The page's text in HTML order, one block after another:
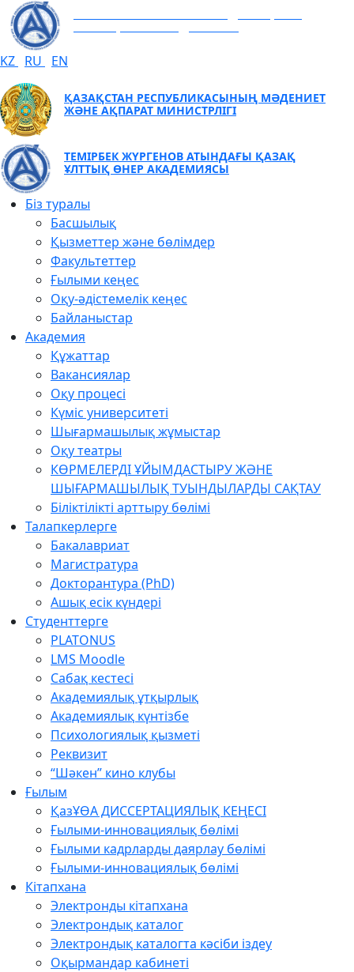
KZ RU EN
ҚАЗАҚСТАН РЕСПУБЛИКАСЫНЫҢ МӘДЕНИЕТ
ЖӘНЕ АҚПАРАТ МИНИСТРЛІГІ
ТЕМІРБЕК ЖҮРГЕНОВ АТЫНДАҒЫ ҚАЗАҚ
ҰЛТТЫҚ ӨНЕР АКАДЕМИЯСЫ
Біз туралы
Басшылық
Қызметтер және бөлімдер
Факультеттер
Ғылыми кеңес
Оқу-әдістемелік кеңес
Байланыстар
Академия
Құжаттар
Вакансиялар
Оқу процесі
Күміс университеті
Шығармашылық жұмыстар
Оқу театры
КӨРМЕЛЕРДІ ҰЙЫМДАСТЫРУ ЖӘНЕ
ШЫҒАРМАШЫЛЫҚ ТУЫНДЫЛАРДЫ САҚТАУ
Біліктілікті арттыру бөлімі
Талапкерлерге
Бакалавриат
Магистратура
Докторантура (PhD)
Ашық есік күндері
Студенттерге
PLATONUS
LMS Moodle
Сабақ кестесі
Академиялық ұтқырлық
Академиялық күнтізбе
Психологиялық қызметі
Реквизит
“Шәкен” кино клубы
Ғылым
ҚазҰӨА ДИССЕРТАЦИЯЛЫҚ КЕҢЕСІ
Ғылыми-инновациялық бөлімі
Ғылыми кадрларды даярлау бөлімі
Ғылыми-инновациялық бөлімі
Кітапхана
Электронды кітапхана
Электрондық каталог
Электрондық каталогта кәсіби іздеу
Оқырмандар кабинеті